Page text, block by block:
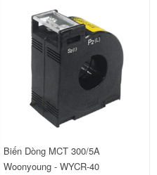
Biến Dòng MCT 300/5A
Woonyoung - WYCR-40